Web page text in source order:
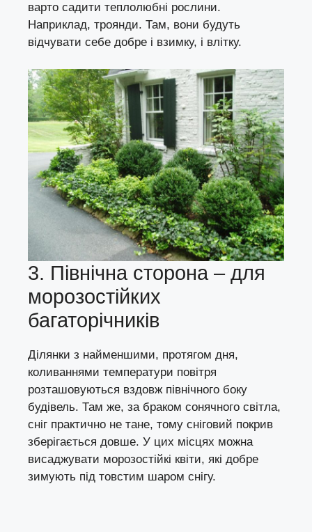
варто садити теплолюбні рослини.
Наприклад, троянди. Там, вони будуть
відчувати себе добре і взимку, і влітку.
3. Північна сторона – для
морозостійких
багаторічників
Ділянки з найменшими, протягом дня,
коливаннями температури повітря
розташовуються вздовж північного боку
будівель. Там же, за браком сонячного світла,
сніг практично не тане, тому сніговий покрив
зберігається довше. У цих місцях можна
висаджувати морозостійкі квіти, які добре
зимують під товстим шаром снігу.